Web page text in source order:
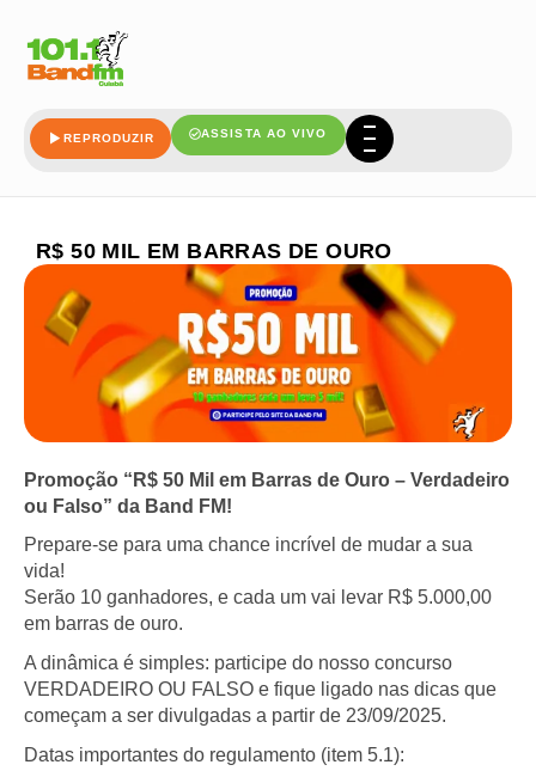
REPRODUZIR ASSISTA AO VIVO
R$ 50 MIL EM BARRAS DE OURO
Promoção “R$ 50 Mil em Barras de Ouro – Verdadeiro
ou Falso” da Band FM!
Prepare-se para uma chance incrível de mudar a sua
vida!
Serão 10 ganhadores, e cada um vai levar R$ 5.000,00
em barras de ouro.
A dinâmica é simples: participe do nosso concurso
VERDADEIRO OU FALSO e fique ligado nas dicas que
começam a ser divulgadas a partir de 23/09/2025.
Datas importantes do regulamento (item 5.1):